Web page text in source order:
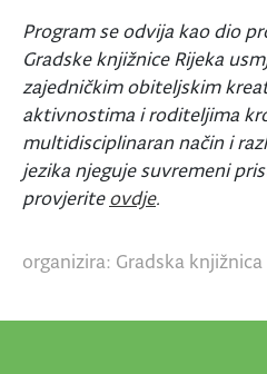
Program se odvija kao dio
Gradske knjižnice Rijeka
zajedničkim obiteljskim
aktivnostima i roditeljima
multidisciplinaran način i
jezika njeguje suvremeni
provjeriteovdje.
organizira: Gradska knjižnica